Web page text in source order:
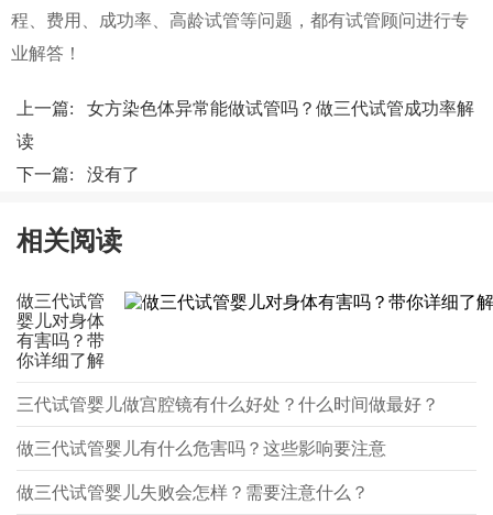
程、费用、成功率、高龄试管等问题，都有试管顾问进行专
业解答！
上一篇: 女方染色体异常能做试管吗？做三代试管成功率解
读
下一篇: 没有了
相关阅读
做三代试管
婴儿对身体
有害吗？带
你详细了解
三代试管婴儿做宫腔镜有什么好处？什么时间做最好？
做三代试管婴儿有什么危害吗？这些影响要注意
做三代试管婴儿失败会怎样？需要注意什么？